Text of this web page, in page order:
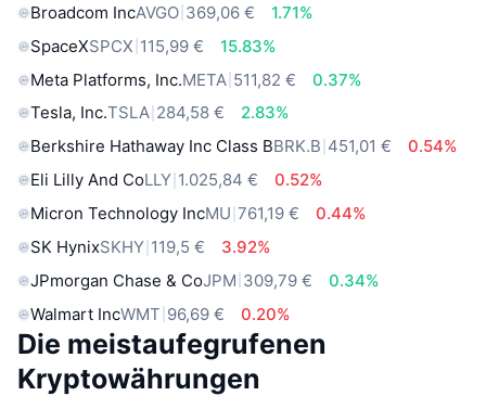
Broadcom IncAVGO 369,06 €
1.71%
SpaceXSPCX 115,99 €
15.83%
Meta Platforms, Inc.META 511,82 €
0.37%
Tesla, Inc.TSLA 284,58 €
2.83%
Berkshire Hathaway Inc Class BBRK.B 451,01 €
0.54%
Eli Lilly And CoLLY 1.025,84 €
0.52%
Micron Technology IncMU 761,19 €
0.44%
SK HynixSKHY 119,5 €
3.92%
JPmorgan Chase & CoJPM 309,79 €
0.34%
Walmart IncWMT 96,69 € 0.20%
Die meistaufegrufenen
Kryptowährungen